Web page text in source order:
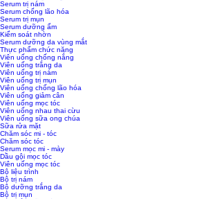
Serum trị nám
Serum chống lão hóa
Serum trị mụn
Serum dưỡng ẩm
Kiểm soát nhờn
Serum dưỡng da vùng mắt
Thực phẩm chức năng
Viên uống chống nắng
Viên uống trắng da
Viên uống trị nám
Viên uống trị mụn
Viên uống chống lão hóa
Viên uống giảm cân
Viên uống mọc tóc
Viên uống nhau thai cừu
Viên uống sữa ong chúa
Sữa rửa mặt
Chăm sóc mi - tóc
Chăm sóc tóc
Serum mọc mi - mày
Dầu gội mọc tóc
Viên uống mọc tóc
Bộ liệu trình
Bộ trị nám
Bộ dưỡng trắng da
Bộ trị mụn